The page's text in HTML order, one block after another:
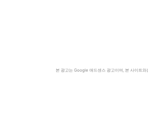
본 광고는 Google 애드센스 광고이며, 본 사이트와